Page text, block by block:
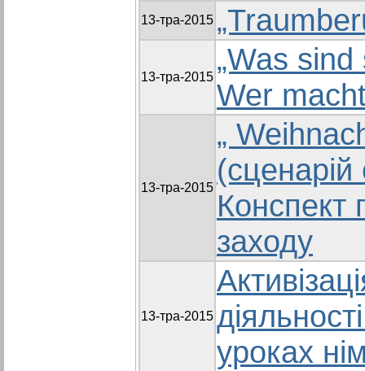
13-тра-2015
13-тра-2015
„Was
Wer
13-тра-2015
„
(сценарій
Конспект
заходу
13-тра-2015
уроках